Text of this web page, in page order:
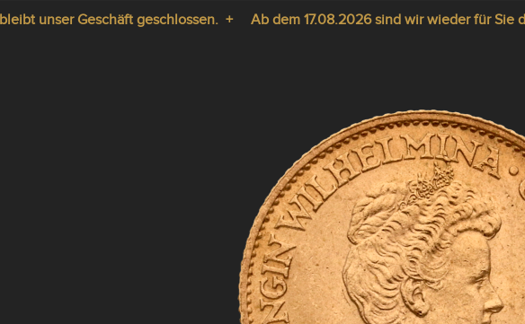
unser Geschäft geschlossen. + Ab dem 17.08.2026 sind wir wieder für Sie da.